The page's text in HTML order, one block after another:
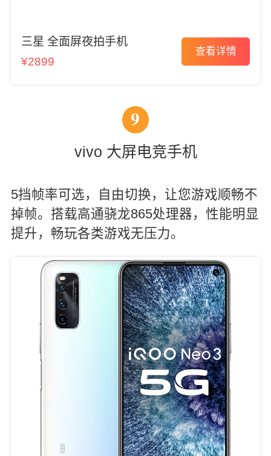
三星 全面屏夜拍手机
¥2899
查看详情
9
vivo 大屏电竞手机
5挡帧率可选，自由切换，让您游戏顺畅不
掉帧。搭载高通骁龙865处理器，性能明显
提升，畅玩各类游戏无压力。